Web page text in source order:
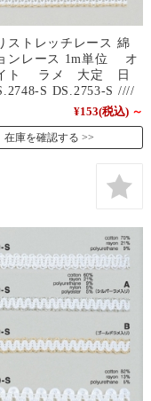
ストレッチレース 綿
ンレース 1m単位 オ
イト ラメ 大定 日
S DS.2753-S ////
¥153(税込) ～
在庫を確認する